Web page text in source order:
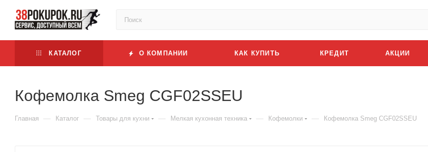
КАТАЛОГ О КОМПАНИИ КАК КУПИТЬ КРЕДИТ АКЦИИ
Кофемолка Smeg CGF02SSEU
Главная — Каталог — Товары для кухни — Мелкая кухонная техника — Кофемолки — Кофемолка Smeg CGF02SSEU